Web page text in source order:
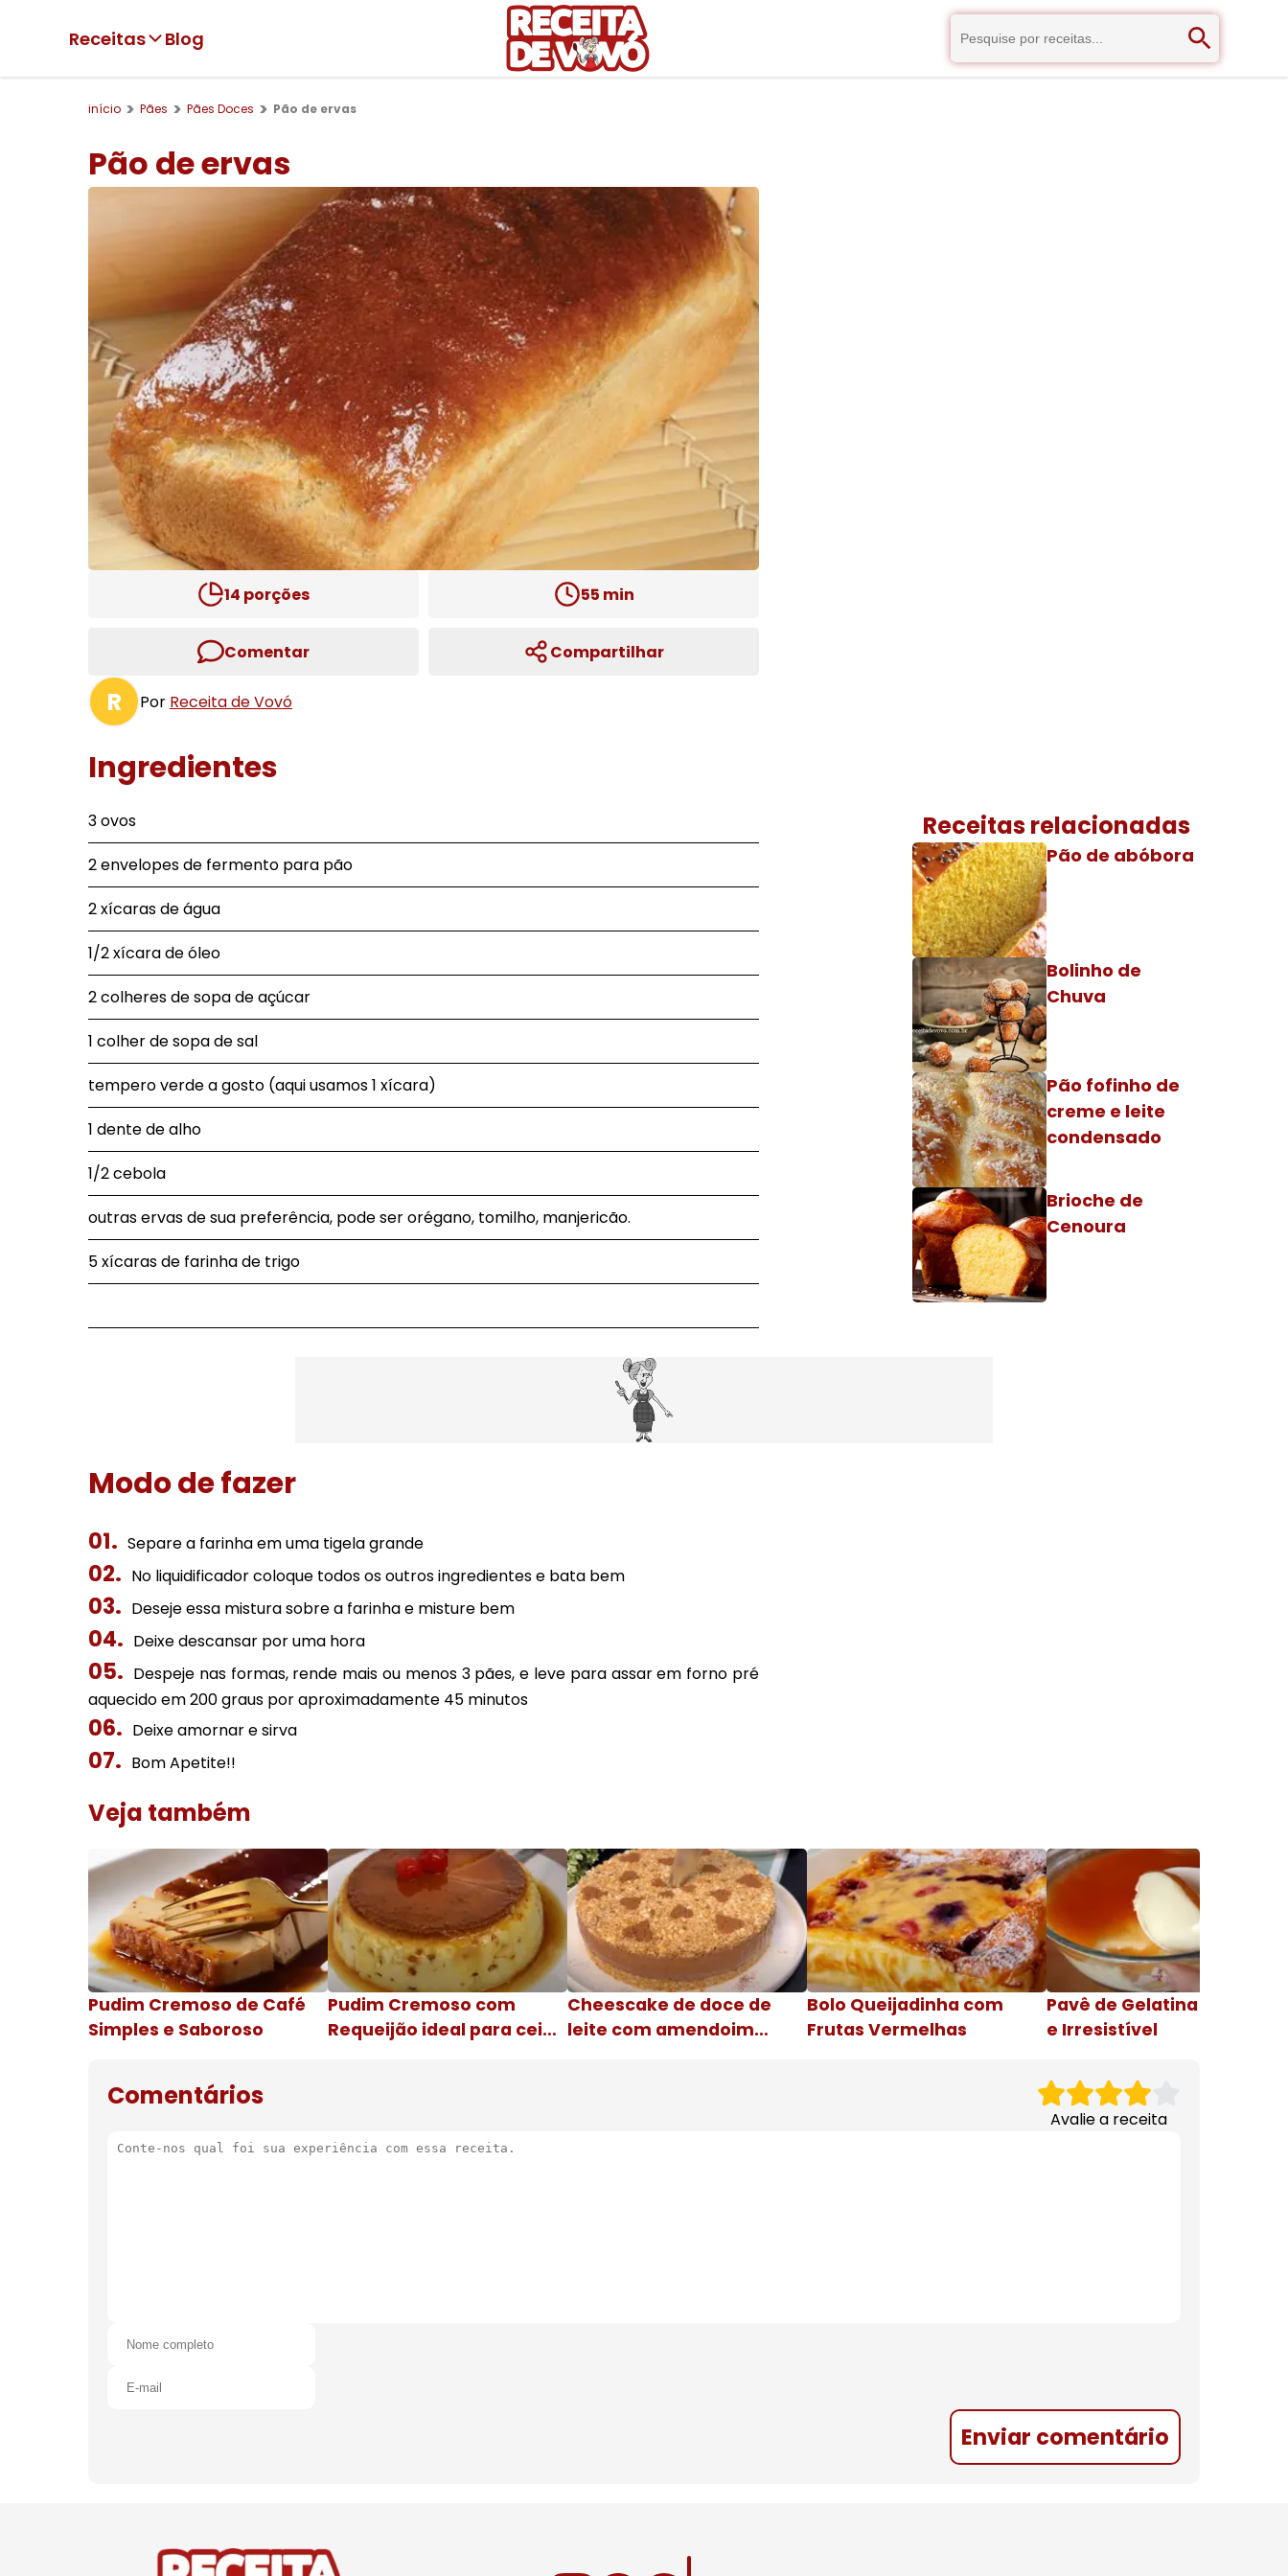
Receitas Blog
início Pães Pães Doces Pão de ervas
Pão de ervas
14 porções 55 min
Comentar Compartilhar
R Por Receita de Vovó
Ingredientes
3 ovos
2 envelopes de fermento para pão
2 xícaras de água
1/2 xícara de óleo
2 colheres de sopa de açúcar
1 colher de sopa de sal
tempero verde a gosto (aqui usamos 1 xícara)
1 dente de alho
1/2 cebola
outras ervas de sua preferência, pode ser orégano, tomilho, manjericão.
5 xícaras de farinha de trigo
Receitas relacionadas
Pão de abóbora
Bolinho de
Chuva
Pão fofinho de
creme e leite
condensado
Brioche de
Cenoura
Modo de fazer
Separe a farinha em uma tigela grande
No liquidificador coloque todos os outros ingredientes e bata bem
Deseje essa mistura sobre a farinha e misture bem
Deixe descansar por uma hora
Despeje nas formas, rende mais ou menos 3 pães, e leve para assar em forno pré
aquecido em 200 graus por aproximadamente 45 minutos
Deixe amornar e sirva
Bom Apetite!!
Veja também
Pudim Cremoso de Café
Simples e Saboroso
Pudim Cremoso com
Requeijão ideal para ceia
Cheescake de doce de
leite com amendoim
Bolo Queijadinha com
Frutas Vermelhas
Pavê de Gelatina Cremosa
e Irresistível
Comentários
Avalie a receita
Enviar comentário